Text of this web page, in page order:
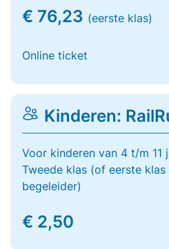
€ 76,23 (eerste klas)
Online ticket
Kinderen:
Voor kinderen van 4 t/m 11
Tweede klas (of eerste
begeleider)
€ 2,50